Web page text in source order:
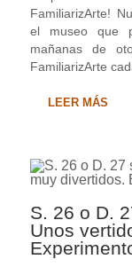
FamiliarizArte!
el museo que
mañanas de
FamiliarizArte
LEER MÁS
S. 26 o D.
Unos